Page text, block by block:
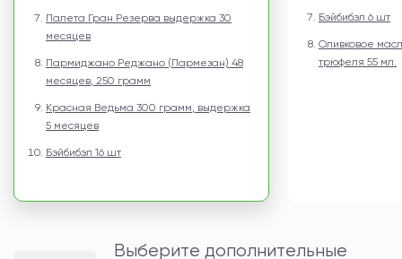
Палета Гран Резерва выдержка 30
месяцев
Пармиджано Реджано (Пармезан) 48
месяцев, 250 грамм
Красная Ведьма 300 грамм, выдержка
5 месяцев
Бэйбибэл 16 шт
Бэйбибэл 6 шт
Оливковое
трюфеля 55 мл.
Выберите дополнительные